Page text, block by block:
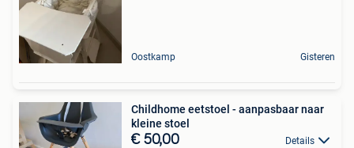
Oostkamp Gisteren
Childhome eetstoel - aanpasbaar naar
kleine stoel
€ 50,00 Details